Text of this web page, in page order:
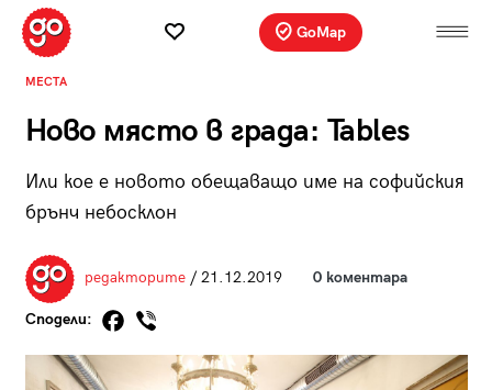
GoMap
МЕСТА
Ново място в града: Tables
Или кое е новото обещаващо име на софийския
брънч небосклон
редакторите/ 21.12.2019 0 коментара
Сподели: